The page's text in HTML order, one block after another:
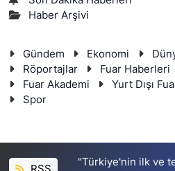
Haber Arşivi
Gündem Ekonomi
Röportajlar
Fuar Haberleri
Fuar Akademi
Yurt Dışı
Spor
"Türkiye'nin ilk ve